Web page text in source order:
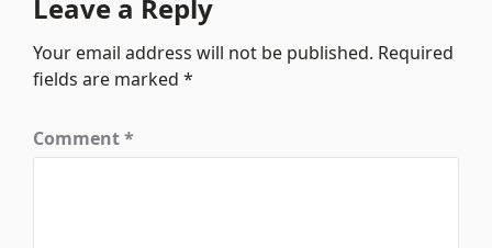
Leave a Reply
Your email address will not be published. Required
fields are marked*
Comment*